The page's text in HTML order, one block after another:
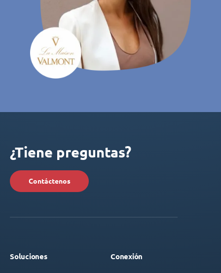
¿Tiene preguntas?
Contáctenos
Soluciones Conexión